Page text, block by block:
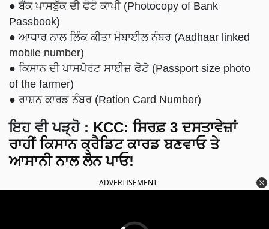
● ਬੈਂਕ ਪਾਸਬੁੱਕ ਦੀ ਫੋਟੋ ਕਾਪੀ (Photocopy of Bank
Passbook)
● ਆਧਾਰ ਨਾਲ ਲਿੰਕ ਕੀਤਾ ਮੋਬਾਈਲ ਨੰਬਰ (Aadhaar linked
mobile number)
● ਕਿਸਾਨ ਦੀ ਪਾਸਪੋਰਟ ਸਾਈਜ਼ ਫੋਟੋ (Passport size photo
of the farmer)
● ਰਾਸ਼ਨ ਕਾਰਡ ਨੰਬਰ (Ration Card Number)
ਇਹ ਵੀ ਪੜ੍ਹੋ : KCC: ਸਿਰਫ਼ 3 ਦਸਤਾਵੇਜ਼ਾਂ
ਰਾਹੀਂ ਕਿਸਾਨ ਕ੍ਰੈਡਿਟ ਕਾਰਡ ਬਣਵਾਓ ਤੇ
ਆਸਾਨੀ ਨਾਲ ਲੋਨ ਪਾਓ!
ADVERTISEMENT